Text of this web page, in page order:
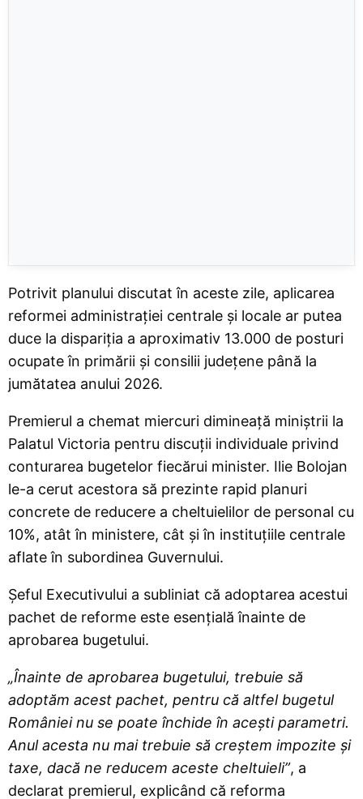
Potrivit planului discutat în aceste zile, aplicarea
reformei administrației centrale și locale ar putea
duce la dispariția a aproximativ 13.000 de posturi
ocupate în primării și consilii județene până la
jumătatea anului 2026.
Premierul a chemat miercuri dimineață miniștrii la
Palatul Victoria pentru discuții individuale privind
conturarea bugetelor fiecărui minister. Ilie Bolojan
le-a cerut acestora să prezinte rapid planuri
concrete de reducere a cheltuielilor de personal cu
10%, atât în ministere, cât și în instituțiile centrale
aflate în subordinea Guvernului.
Șeful Executivului a subliniat că adoptarea acestui
pachet de reforme este esențială înainte de
aprobarea bugetului.
„Înainte de aprobarea bugetului, trebuie să
adoptăm acest pachet, pentru că altfel bugetul
României nu se poate închide în acești parametri.
Anul acesta nu mai trebuie să creștem impozite și
taxe, dacă ne reducem aceste cheltuieli”, a
declarat premierul, explicând că reforma